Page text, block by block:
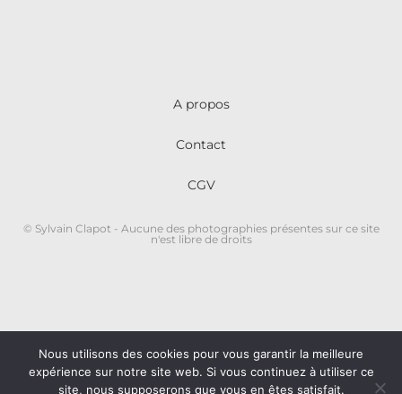
A propos
Contact
CGV
© Sylvain Clapot - Aucune des photographies présentes sur ce site
n'est libre de droits
Nous utilisons des cookies pour vous garantir la meilleure
expérience sur notre site web. Si vous continuez à utiliser ce
site, nous supposerons que vous en êtes satisfait.